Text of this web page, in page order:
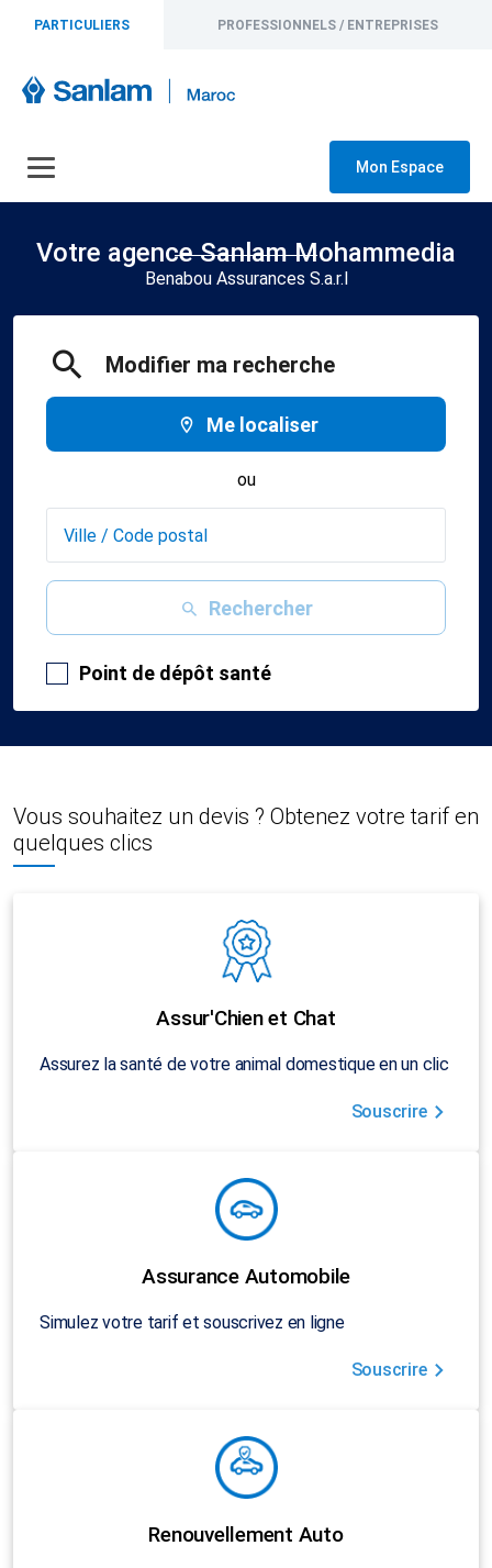
PARTICULIERS PROFESSIONNELS / ENTREPRISES
Mon Espace
Votre agence Sanlam Mohammedia
Benabou Assurances S.a.r.l
Modifier ma recherche
Me localiser
ou
Rechercher
Point de dépôt santé
Vous souhaitez un devis ? Obtenez votre tarif en
quelques clics
Assur'Chien et Chat
Assurez la santé de votre animal domestique en un clic
Souscrire
Assurance Automobile
Simulez votre tarif et souscrivez en ligne
Souscrire
Renouvellement Auto